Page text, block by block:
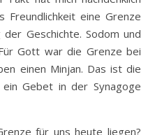
eine Grenze
Geschichte. Sodom und
Gott war die Grenze bei
einen Minjan. Das ist die
Gebet in der Synagoge
für uns heute liegen?